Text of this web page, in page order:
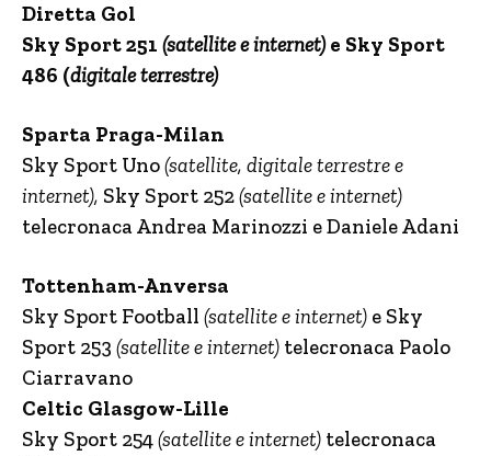
Diretta Gol
Sky Sport 251 (satellite e internet)e Sky Sport
486 (digitale terrestre)
Sparta Praga-Milan
Sky Sport Uno(satellite, digitale terrestre e
internet), Sky Sport 252(satellite e internet)
telecronaca Andrea Marinozzi e Daniele Adani
Tottenham-Anversa
Sky Sport Football (satellite e internet) e Sky
Sport 253 (satellite e internet) telecronaca Paolo
Ciarravano
Celtic Glasgow-Lille
Sky Sport 254(satellite e internet) telecronaca